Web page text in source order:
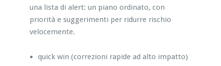
una lista di alert: un piano ordinato, con
priorità e suggerimenti per ridurre rischio
velocemente.
quick win (correzioni rapide ad alto impatto)